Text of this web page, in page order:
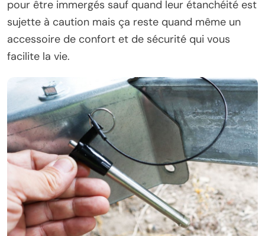
pour être immergés sauf quand leur étanchéité est
sujette à caution mais ça reste quand même un
accessoire de confort et de sécurité qui vous
facilite la vie.